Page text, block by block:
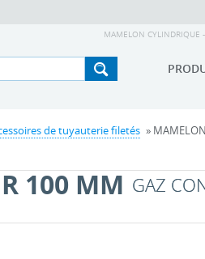
MAMELON
de tuyauterie filetés »
100 MM GAZ